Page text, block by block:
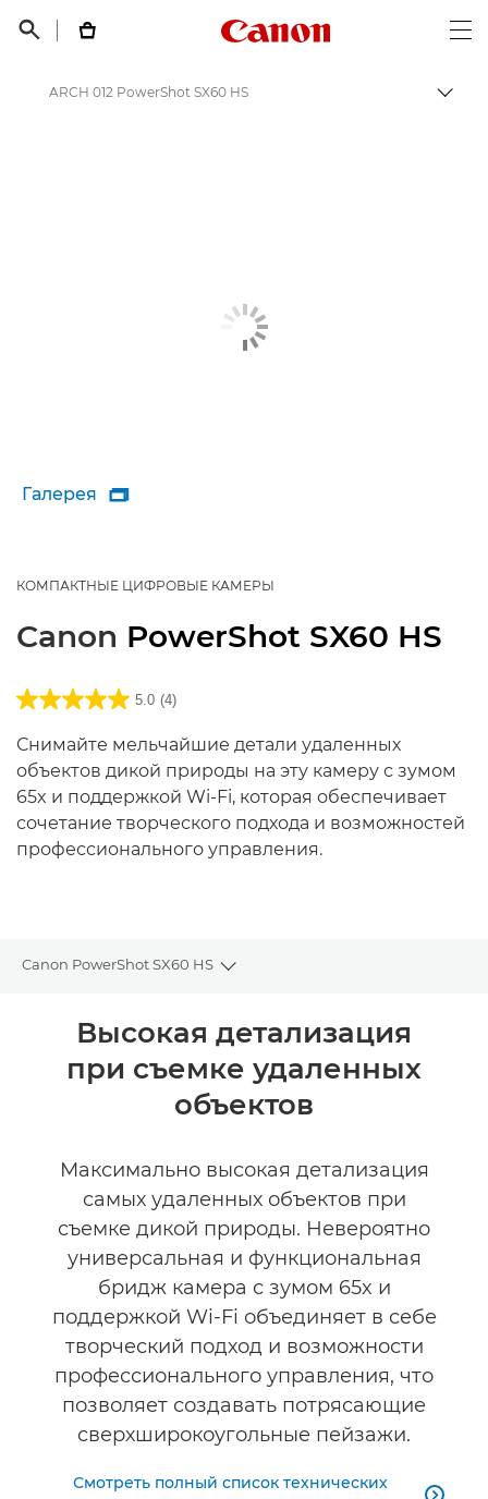
 
Canon Logo, back
ARCH 012 PowerShot SX60 HS
Галерея 
КОМПАКТНЫЕ ЦИФРОВЫЕ КАМЕРЫ
Canon PowerShot SX60 HS
5.0 (4)
Снимайте мельчайшие детали удаленных
объектов дикой природы на эту камеру с зумом
65x и поддержкой Wi-Fi, которая обеспечивает
сочетание творческого подхода и возможностей
профессионального управления.
Canon PowerShot SX60 HS
Toggle breadcrumbs
Общая информация
Технические характеристики
Высокая детализация
при съемке удаленных
объектов
Максимально высокая детализация
самых удаленных объектов при
съемке дикой природы. Невероятно
универсальная и функциональная
бридж камера с зумом 65x и
поддержкой Wi-Fi объединяет в себе
творческий подход и возможности
профессионального управления, что
позволяет создавать потрясающие
сверхширокоугольные пейзажи.
Смотреть полный список технических
